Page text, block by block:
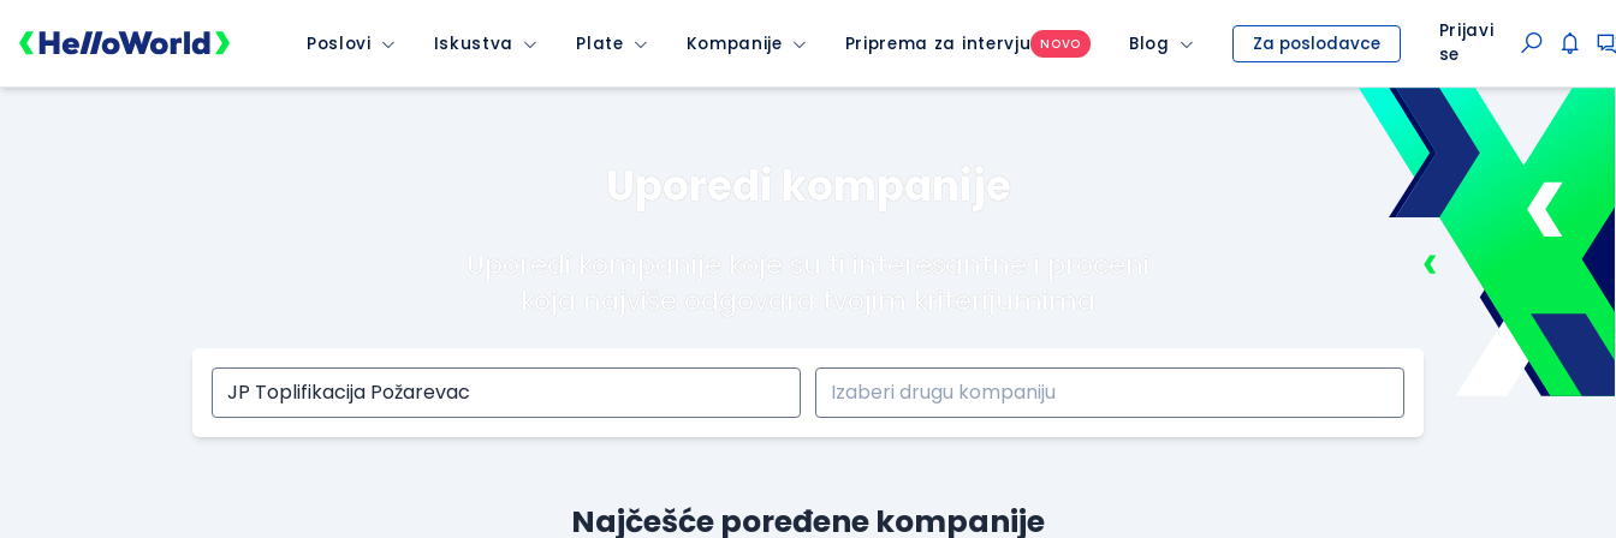
Poslovi Iskustva Plate Kompanije Priprema za intervju NOVO Blog Za poslodavce
Prijavi
se
Uporedi kompanije
Uporedi kompanije koje su ti interesantne i proceni
koja najviše odgovara tvojim kriterijumima
Najčešće poređene kompanije